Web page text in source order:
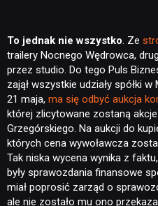
RETRO
To jednak nie wszystko. Ze
trailery Nocnego Wędrowca,
przez studio. Do tego Puls
zajął wszystkie udziały spółki
21 maja, ma się odbyć aukcja
której zlicytowane zostaną
Grzegórskiego. Na aukcji do
których cena wywoławcza
Tak niska wycena wynika z
były sprawozdania finansowe
miał poprosić zarząd o
ale nie zostało mu ono